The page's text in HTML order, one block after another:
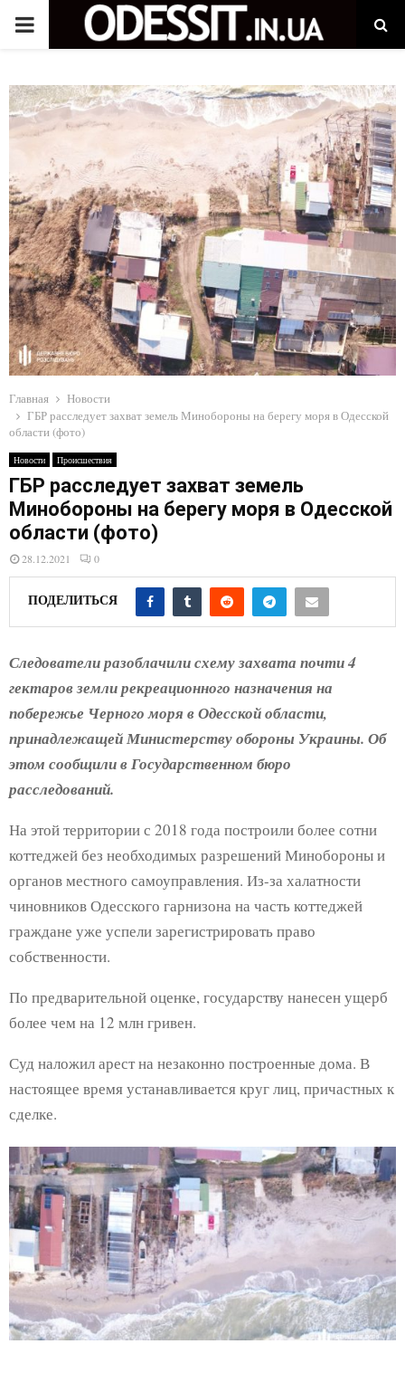
P
I
M
A
R
Y
M
E
N
U
Главная
Новости
ГБР расследует захват земель Минобороны на берегу моря в Одесской
области (фото)
Новости Происшествия
ГБР расследует захват земель
Минобороны на берегу моря в Одесской
области (фото)
28.12.2021 0
ПОДЕЛИТЬСЯ
Следователи разоблачили схему захвата почти 4
гектаров земли рекреационного назначения на
побережье Черного моря в Одесской области,
принадлежащей Министерству обороны Украины. Об
этом сообщили в Государственном бюро
расследований.
На этой территории с 2018 года построили более сотни
коттеджей без необходимых разрешений Минобороны и
органов местного самоуправления. Из-за халатности
чиновников Одесского гарнизона на часть коттеджей
граждане уже успели зарегистрировать право
собственности.
По предварительной оценке, государству нанесен ущерб
более чем на 12 млн гривен.
Суд наложил арест на незаконно построенные дома. В
настоящее время устанавливается круг лиц, причастных к
сделке.